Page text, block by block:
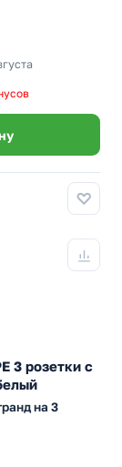
3 розетки с
на 3